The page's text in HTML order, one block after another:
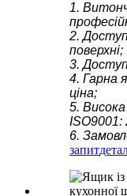
1.
2.
поверхні;
3.
4. Гарна
ціна;
5. Висока
ISO9001:
6.
запит